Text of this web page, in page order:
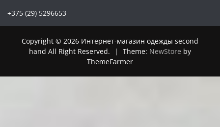
+375 (29) 5296653
Copyright © 2026 Интернет-магазин одежды second
hand All Right Reserved.
| Theme: NewStore by
ThemeFarmer